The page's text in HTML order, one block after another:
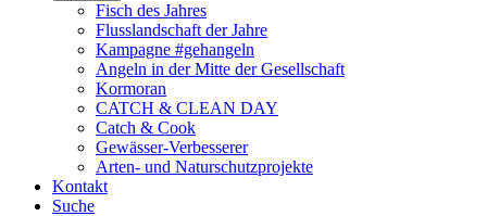
Fisch des Jahres
Flusslandschaft der Jahre
Kampagne #gehangeln
Angeln in der Mitte der Gesellschaft
Kormoran
CATCH & CLEAN DAY
Catch & Cook
Gewässer-Verbesserer
Arten- und Naturschutzprojekte
Kontakt
Suche